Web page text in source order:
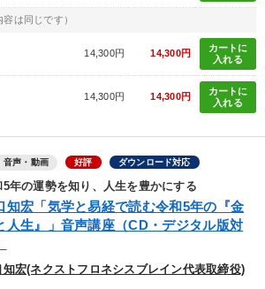
容は同じです）
14,300円 14,300円
カートに
入れる
14,300円 14,300円
カートに
入れる
音声・動画 好評 ダウンロード対応
5年の運勢を知り、人生を豊かにする
知宏「気学と易経で読む令和5年の『金
人生』」音声講座（CD・デジタル版対
知宏(ネクストフロネシスブレイン代表取締役)